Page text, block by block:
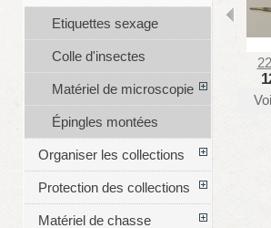
Etiquettes sexage
Colle d'insectes
Matériel de microscopie
Épingles montées
Organiser les collections
Protection des collections
Matériel de chasse